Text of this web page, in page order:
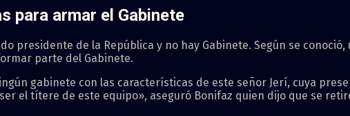
para armar el Gabinete
presidente de la República y no hay Gabinete. Según se
parte del Gabinete.
gabinete con las características de este señor Jerí, cuya
el títere de este equipo», aseguró Bonifaz quien dijo que se